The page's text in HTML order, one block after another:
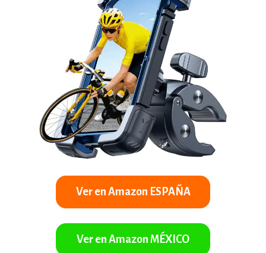
Ver en Amazon ESPAÑA
Ver en Amazon MÉXICO